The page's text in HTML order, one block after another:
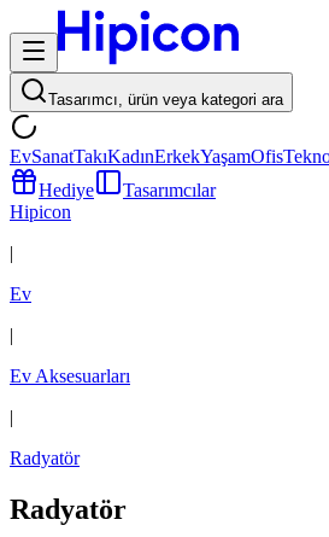
Tasarımcı, ürün veya kategori ara
EvSanatTakıKadınErkekYaşamOfis
Hediye
Tasarımcılar
Hipicon
|
Ev
|
Ev Aksesuarları
|
Radyatör
Radyatör